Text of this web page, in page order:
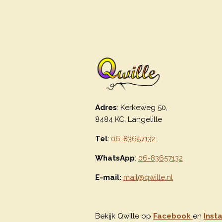
Adres: Kerkeweg 50,
8484 KC, Langelille
Tel: 06-83657132
WhatsApp: 06-83657132
E-mail: mail@qwille.nl
Bekijk Qwille op Facebook en